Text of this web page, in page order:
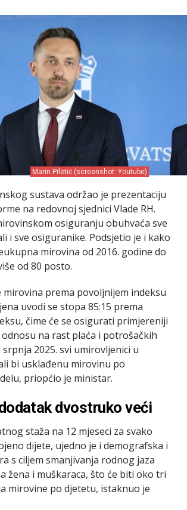
Marin Piletić (screenshot: Youtube)
sustava održao je prezentaciju
na redovnoj sjednici Vlade RH.
osiguranju obuhvaća sve
i sve osiguranike. Podsjetio je i kako
mirovina od 2016. godine do
od 80 posto.
mirovina prema povoljnijem indeksu
uvodi se stopa 85:15 prema
čime će se osigurati primjereniji
na rast plaća i potrošačkih
srpnja 2025. svi umirovljenici u
bi usklađenu mirovinu po
priopćio je ministar.
dvostruko veći
staža na 12 mjeseci za svako
dijete, ujedno je i demografska i
s ciljem smanjivanja rodnog jaza
žena i muškaraca, što će biti oko tri
mirovine po djetetu, istaknuo je